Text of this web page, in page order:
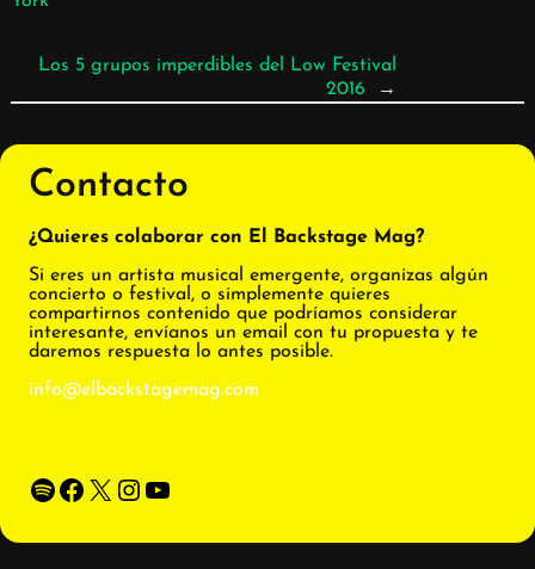
Los 5 grupos imperdibles del Low Festival
2016
→
Contacto
¿Quieres colaborar con El Backstage Mag?
Si eres un artista musical emergente, organizas algún
concierto o festival, o simplemente quieres
compartirnos contenido que podríamos considerar
interesante, envíanos un email con tu propuesta y te
daremos respuesta lo antes posible.
info@elbackstagemag.com
Spotify Facebook X Instagram YouTube